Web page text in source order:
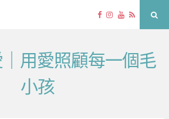
Facebook
Instagram
YouTube
RSS
用愛照顧每一個毛
小孩